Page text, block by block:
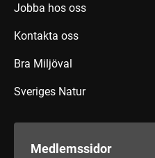
Jobba hos oss
Kontakta oss
Bra Miljöval
Sveriges Natur
Medlemssidor